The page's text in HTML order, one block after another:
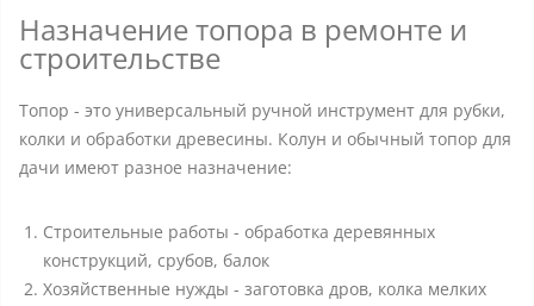
Назначение топора в ремонте и
строительстве
Топор - это универсальный ручной инструмент для рубки,
колки и обработки древесины. Колун и обычный топор для
дачи имеют разное назначение:
Строительные работы - обработка деревянных
конструкций, срубов, балок
Хозяйственные нужды - заготовка дров, колка мелких